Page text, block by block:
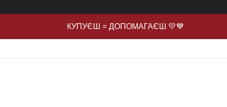
КУПУЄШ = ДОПОМАГАЄШ 💛💙